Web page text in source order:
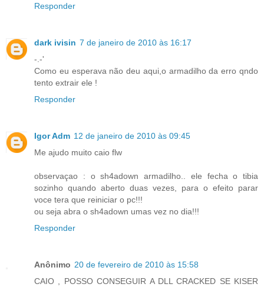
Responder
dark ivisin 7 de janeiro de 2010 às 16:17
-.-'
Como eu esperava não deu aqui,o armadilho da erro qndo
tento extrair ele !
Responder
Igor Adm 12 de janeiro de 2010 às 09:45
Me ajudo muito caio flw
observaçao : o sh4adown armadilho.. ele fecha o tibia
sozinho quando aberto duas vezes, para o efeito parar
voce tera que reiniciar o pc!!!
ou seja abra o sh4adown umas vez no dia!!!
Responder
Anônimo 20 de fevereiro de 2010 às 15:58
CAIO , POSSO CONSEGUIR A DLL CRACKED SE KISER